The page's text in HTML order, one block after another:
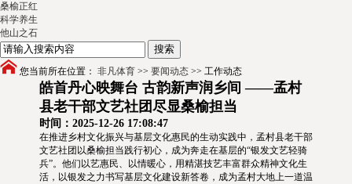
桑榆正红
科学养生
他山之石
您当前所在位置： 非凡体育 >> 要闻动态 >> 工作动态
皓首丹心映舞台 古韵新声润乡间 ——孟村
县老干部文艺社团尽显桑榆担当
时间：2025-12-26 17:08:47
在推进乡村文化振兴与基层文化惠民的生动实践中，孟村县老干部
文艺社团以桑榆担当践行初心，成为奔走在基层的“银发文艺轻骑
兵”。他们以艺惠民、以情暖心，用精湛技艺丰富群众精神文化生
活，以银发之力书写基层文化建设新答卷，成为孟村大地上一道温